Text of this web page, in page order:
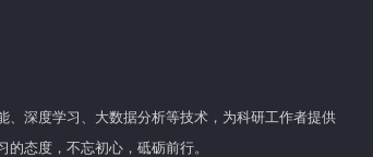
、深度学习、大数据分析等技术，为科研工作者提供
态度，不忘初心，砥砺前行。